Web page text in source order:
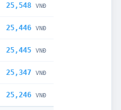
25,548 VNĐ
25,446 VNĐ
25,445 VNĐ
25,347 VNĐ
25,246 VNĐ